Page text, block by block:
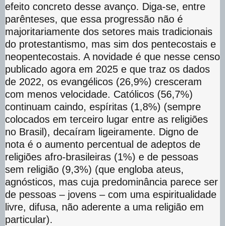
efeito concreto desse avanço. Diga-se, entre
parênteses, que essa progressão não é
majoritariamente dos setores mais tradicionais
do protestantismo, mas sim dos pentecostais e
neopentecostais. A novidade é que nesse censo
publicado agora em 2025 e que traz os dados
de 2022, os evangélicos (26,9%) cresceram
com menos velocidade. Católicos (56,7%)
continuam caindo, espíritas (1,8%) (sempre
colocados em terceiro lugar entre as religiões
no Brasil), decaíram ligeiramente. Digno de
nota é o aumento percentual de adeptos de
religiões afro-brasileiras (1%) e de pessoas
sem religião (9,3%) (que engloba ateus,
agnósticos, mas cuja predominância parece ser
de pessoas – jovens – com uma espiritualidade
livre, difusa, não aderente a uma religião em
particular).